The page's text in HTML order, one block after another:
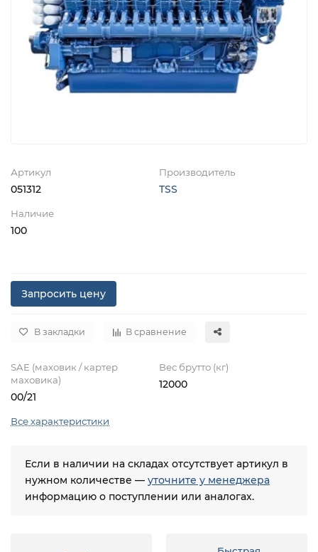
Артикул
051312
Производитель
TSS
Наличие
100
Запросить цену
В закладки В сравнение
SAE (маховик / картер
маховика)
00/21
Вес брутто (кг)
12000
Все характеристики
Если в наличии на складах отсутствует артикул в
нужном количестве — уточните у менеджера
информацию о поступлении или аналогах.